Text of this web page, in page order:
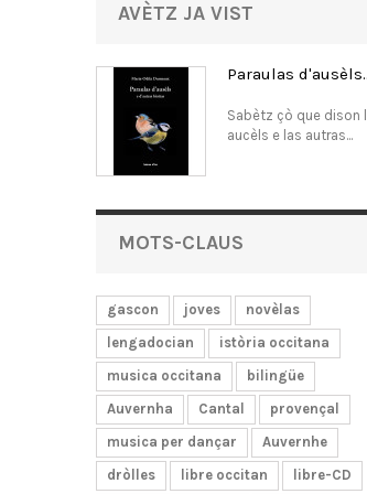
AVÈTZ JA VIST
Paraulas
Sabètz çò que dison
aucèls e las autras...
MOTS-CLAUS
gascon joves
novèlas
lengadocian
istòria occitana
musica occitana
bilingüe
Auvernha
Cantal
provençal
musica per dançar
Auvernhe
dròlles
libre occitan
libre-CD